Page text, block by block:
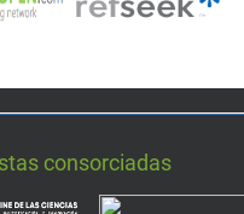
consorciadas